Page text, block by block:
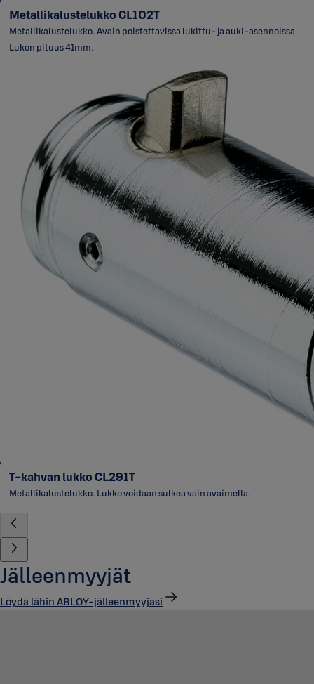
Metallikalustelukko CL102T
Metallikalustelukko. Avain poistettavissa lukittu- ja auki-asennoissa.
Lukon pituus 41mm.
T-kahvan lukko CL291T
Metallikalustelukko. Lukko voidaan sulkea vain avaimella.
Jälleenmyyjät
Löydä lähin ABLOY-jälleenmyyjäsi